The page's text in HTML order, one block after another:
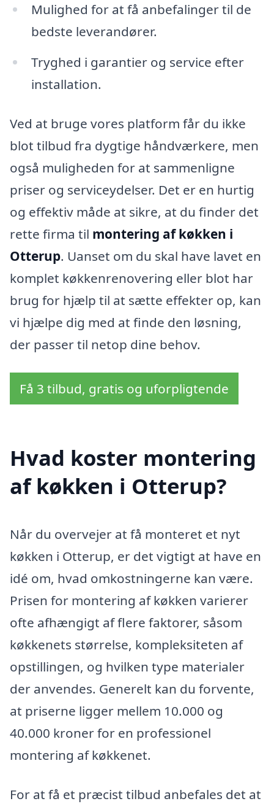
Mulighed for at få anbefalinger til de
bedste leverandører.
Tryghed i garantier og service efter
installation.
Ved at bruge vores platform får du ikke
blot tilbud fra dygtige håndværkere, men
også muligheden for at sammenligne
priser og serviceydelser. Det er en hurtig
og effektiv måde at sikre, at du finder det
rette firma til montering af køkken i
Otterup. Uanset om du skal have lavet en
komplet køkkenrenovering eller blot har
brug for hjælp til at sætte effekter op, kan
vi hjælpe dig med at finde den løsning,
der passer til netop dine behov.
Få 3 tilbud, gratis og uforpligtende
Hvad koster montering
af køkken i Otterup?
Når du overvejer at få monteret et nyt
køkken i Otterup, er det vigtigt at have en
idé om, hvad omkostningerne kan være.
Prisen for montering af køkken varierer
ofte afhængigt af flere faktorer, såsom
køkkenets størrelse, kompleksiteten af
opstillingen, og hvilken type materialer
der anvendes. Generelt kan du forvente,
at priserne ligger mellem 10.000 og
40.000 kroner for en professionel
montering af køkkenet.
For at få et præcist tilbud anbefales det at